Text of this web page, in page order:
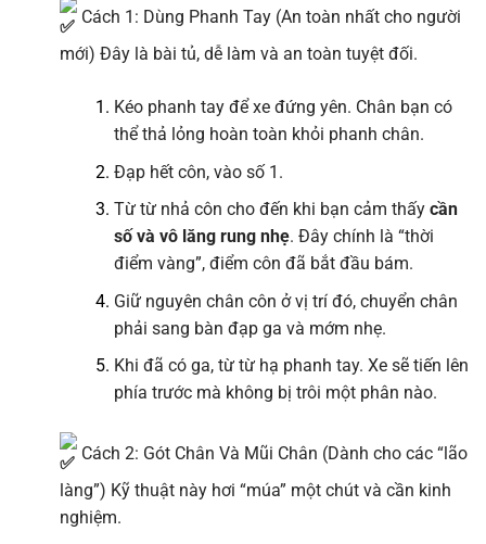
Cách 1: Dùng Phanh Tay (An toàn nhất cho người
mới) Đây là bài tủ, dễ làm và an toàn tuyệt đối.
Kéo phanh tay để xe đứng yên. Chân bạn có
thể thả lỏng hoàn toàn khỏi phanh chân.
Đạp hết côn, vào số 1.
Từ từ nhả côn cho đến khi bạn cảm thấy cần
số và vô lăng rung nhẹ. Đây chính là “thời
điểm vàng”, điểm côn đã bắt đầu bám.
Giữ nguyên chân côn ở vị trí đó, chuyển chân
phải sang bàn đạp ga và mớm nhẹ.
Khi đã có ga, từ từ hạ phanh tay. Xe sẽ tiến lên
phía trước mà không bị trôi một phân nào.
Cách 2: Gót Chân Và Mũi Chân (Dành cho các “lão
làng”) Kỹ thuật này hơi “múa” một chút và cần kinh
nghiệm.